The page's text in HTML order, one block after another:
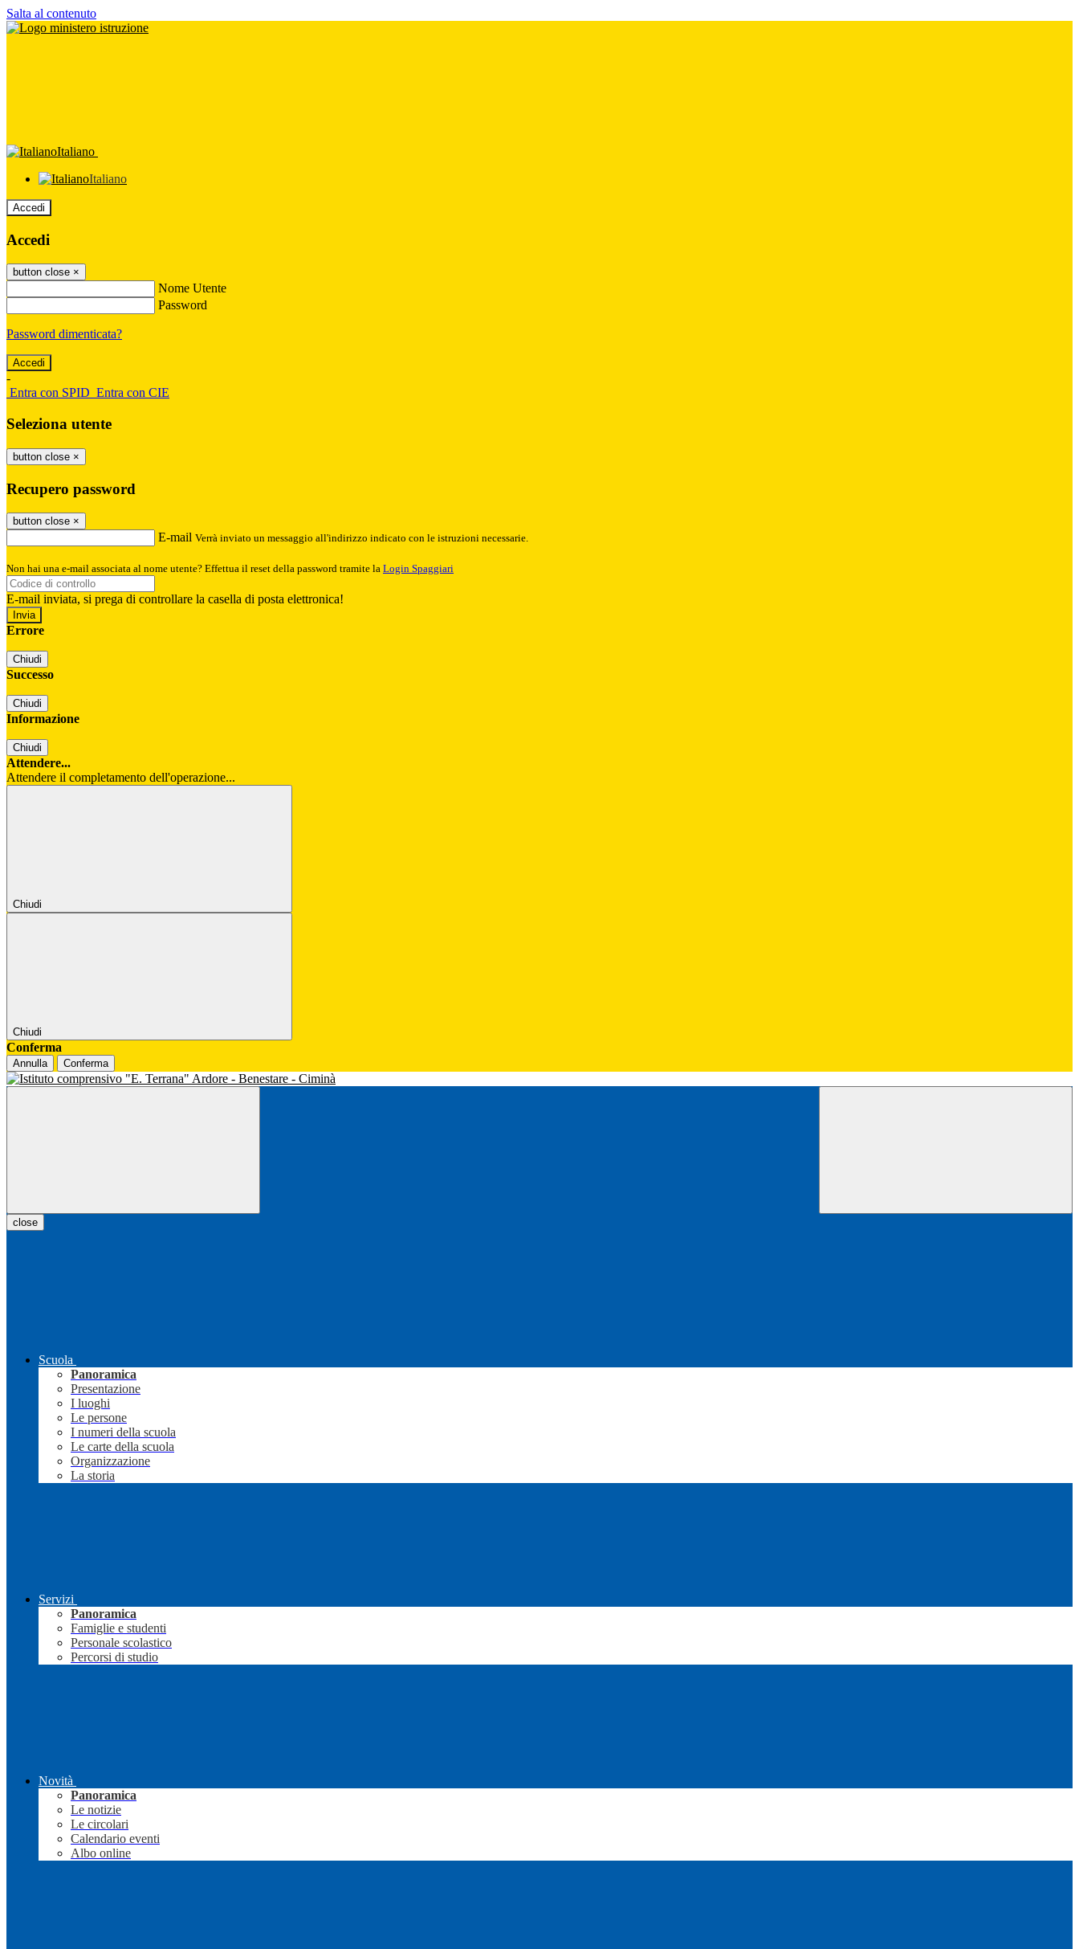
Salta al contenuto
Italiano
Italiano
Accedi
Accedi
button close ×
Nome Utente
Password
Password dimenticata?
-
Entra con SPID Entra con CIE
Seleziona utente
button close ×
Recupero password
button close ×
E-mail Verrà inviato un messaggio all'indirizzo indicato con le istruzioni necessarie.
Non hai una e-mail associata al nome utente? Effettua il reset della password tramite la Login Spaggiari
E-mail inviata, si prega di controllare la casella di posta elettronica!
Errore
Chiudi
Successo
Chiudi
Informazione
Chiudi
Attendere...
Attendere il completamento dell'operazione...
Chiudi
Chiudi
Conferma
Annulla Conferma
close
Scuola
Panoramica
Presentazione
I luoghi
Le persone
I numeri della scuola
Le carte della scuola
Organizzazione
La storia
Servizi
Panoramica
Famiglie e studenti
Personale scolastico
Percorsi di studio
Novità
Panoramica
Le notizie
Le circolari
Calendario eventi
Albo online